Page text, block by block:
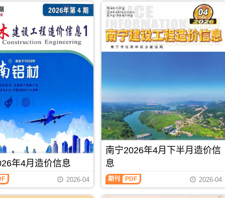
售
及
工
程
租
台
班
价，
玉
林
市
造
价
信
息
年4月造价信息
2026-04
南宁2026年4月下半月造价信
息
期刊 PDF 2026-04